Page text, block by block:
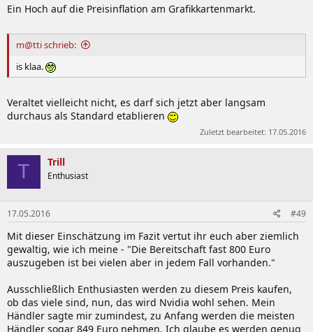
Ein Hoch auf die Preisinflation am Grafikkartenmarkt.
m@tti schrieb:
is klaa.
Veraltet vielleicht nicht, es darf sich jetzt aber langsam
durchaus als Standard etablieren
Zuletzt bearbeitet: 17.05.2016
T Trill
Enthusiast
17.05.2016 #49
Mit dieser Einschätzung im Fazit vertut ihr euch aber ziemlich
gewaltig, wie ich meine - "Die Bereitschaft fast 800 Euro
auszugeben ist bei vielen aber in jedem Fall vorhanden."
Ausschließlich Enthusiasten werden zu diesem Preis kaufen,
ob das viele sind, nun, das wird Nvidia wohl sehen. Mein
Händler sagte mir zumindest, zu Anfang werden die meisten
Händler sogar 849 Euro nehmen. Ich glaube es werden genug